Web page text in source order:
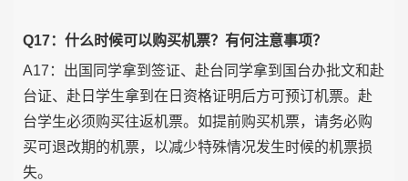
Q17：什么时候可以购买机票？有何注意事项？
A17：出国同学拿到签证、赴台同学拿到国台办批文和赴
台证、赴日学生拿到在日资格证明后方可预订机票。赴
台学生必须购买往返机票。如提前购买机票，请务必购
买可退改期的机票，以减少特殊情况发生时候的机票损
失。